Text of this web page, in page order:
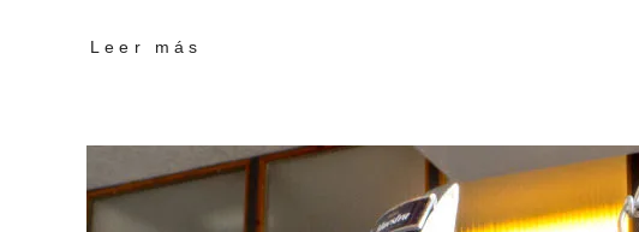
Leer más